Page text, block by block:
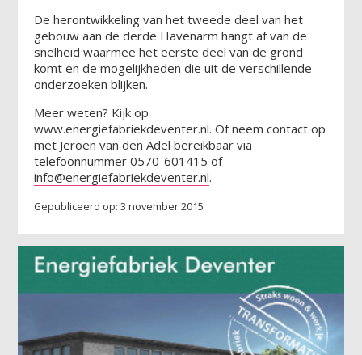
De herontwikkeling van het tweede deel van het
gebouw aan de derde Havenarm hangt af van de
snelheid waarmee het eerste deel van de grond
komt en de mogelijkheden die uit de verschillende
onderzoeken blijken.
Meer weten? Kijk op
www.energiefabriekdeventer.nl. Of neem contact op
met Jeroen van den Adel bereikbaar via
telefoonnummer 0570-601415 of
info@energiefabriekdeventer.nl.
Gepubliceerd op: 3 november 2015